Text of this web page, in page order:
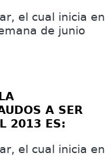
el cual inicia en
de junio
A SER
2013 ES:
el cual inicia en